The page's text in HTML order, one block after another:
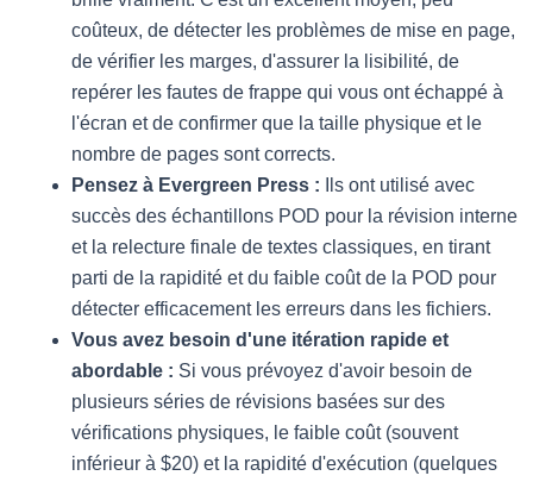
coûteux, de détecter les problèmes de mise en page,
de vérifier les marges, d'assurer la lisibilité, de
repérer les fautes de frappe qui vous ont échappé à
l'écran et de confirmer que la taille physique et le
nombre de pages sont corrects.
Pensez à Evergreen Press : Ils ont utilisé avec
succès des échantillons POD pour la révision interne
et la relecture finale de textes classiques, en tirant
parti de la rapidité et du faible coût de la POD pour
détecter efficacement les erreurs dans les fichiers.
Vous avez besoin d'une itération rapide et
abordable : Si vous prévoyez d'avoir besoin de
plusieurs séries de révisions basées sur des
vérifications physiques, le faible coût (souvent
inférieur à $20) et la rapidité d'exécution (quelques